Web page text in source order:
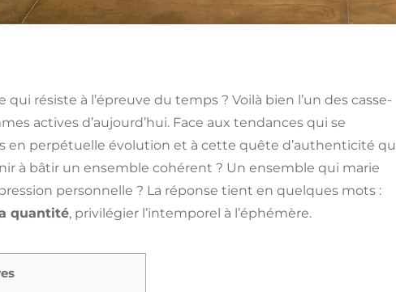
résiste à l’épreuve du temps ? Voilà bien l’un des casse-
actives d’aujourd’hui. Face aux tendances qui se
en perpétuelle évolution et à cette quête d’authenticité
à bâtir un ensemble cohérent ? Un ensemble qui marie
personnelle ? La réponse tient en quelques mots :
quantité, privilégier l’intemporel à l’éphémère.